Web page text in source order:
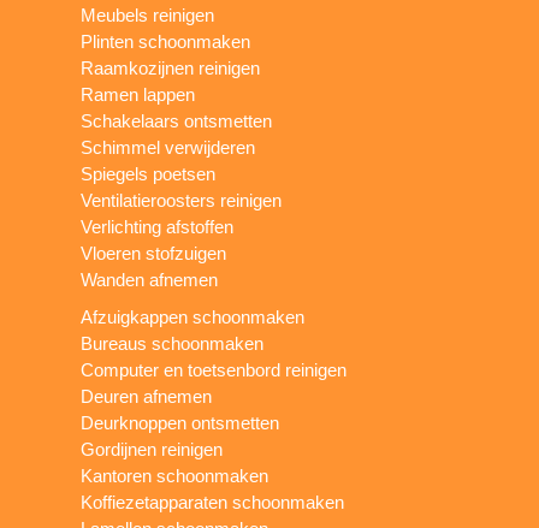
Meubels reinigen
Plinten schoonmaken
Raamkozijnen reinigen
Ramen lappen
Schakelaars ontsmetten
Schimmel verwijderen
Spiegels poetsen
Ventilatieroosters reinigen
Verlichting afstoffen
Vloeren stofzuigen
Wanden afnemen
Afzuigkappen schoonmaken
Bureaus schoonmaken
Computer en toetsenbord reinigen
Deuren afnemen
Deurknoppen ontsmetten
Gordijnen reinigen
Kantoren schoonmaken
Koffiezetapparaten schoonmaken